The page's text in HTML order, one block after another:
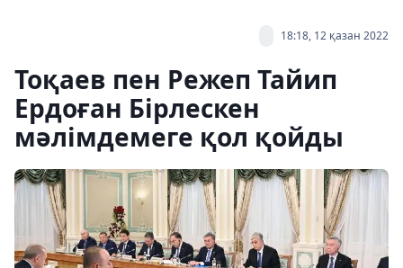
18:18, 12 қазан 2022
Тоқаев пен Режеп Тайип
Ердоған Бірлескен
мәлімдемеге қол қойды